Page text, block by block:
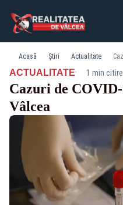
Acasă Știri Actualitate
ACTUALITATE· 1 min citire
Cazuri de
Vâlcea